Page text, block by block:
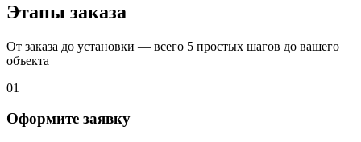
Этапы заказа
От заказа до установки — всего 5 простых шагов до вашего
объекта
01
Оформите заявку